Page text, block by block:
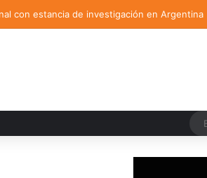
con estancia de investigación en Argentina